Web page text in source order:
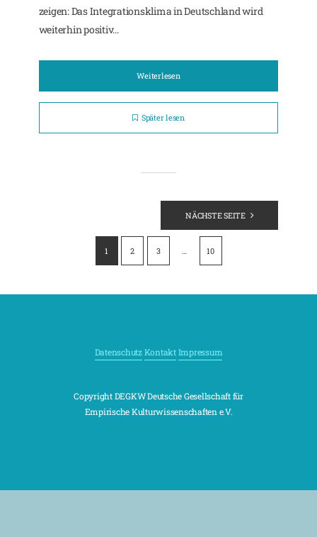
zeigen: Das Integrationsklima in Deutschland wird
weiterhin positiv...
Weiterlesen
Später lesen
Seitennummerierung
Beiträge1 2 3 … 10
NÄCHSTE SEITE
DatenschutzKontaktImpressum
Copyright DEGKW Deutsche Gesellschaft für
Empirische Kulturwissenschaften e.V.